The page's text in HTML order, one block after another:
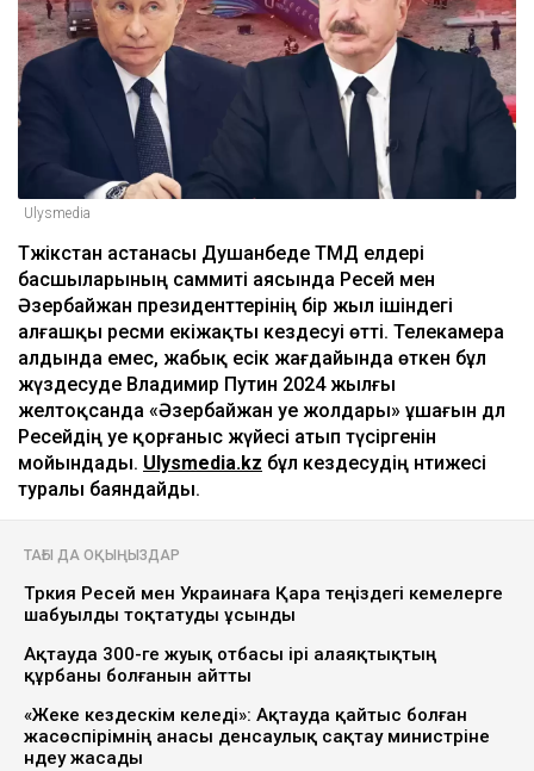
Ulysmedia
Тәжікстан астанасы Душанбеде ТМД елдері
басшыларының саммиті аясында Ресей мен
Әзербайжан президенттерінің бір жыл ішіндегі
алғашқы ресми екіжақты кездесуі өтті. Телекамера
алдында емес, жабық есік жағдайында өткен бұл
жүздесуде Владимир Путин 2024 жылғы
желтоқсанда «Әзербайжан әуе жолдары» ұшағын дәл
Ресейдің әуе қорғаныс жүйесі атып түсіргенін
мойындады. Ulysmedia.kz бұл кездесудің нәтижесі
туралы баяндайды.
ТАҒЫ ДА ОҚЫҢЫЗДАР
Түркия Ресей мен Украинаға Қара теңіздегі кемелерге
шабуылды тоқтатуды ұсынды
Ақтауда 300-ге жуық отбасы ірі алаяқтықтың
құрбаны болғанын айтты
«Жеке кездескім келеді»: Ақтауда қайтыс болған
жасөспірімнің анасы денсаулық сақтау министріне
үндеу жасады